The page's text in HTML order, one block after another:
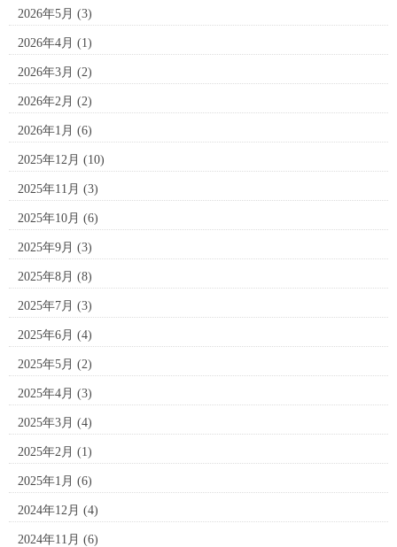
2026年5月 (3)
2026年4月 (1)
2026年3月 (2)
2026年2月 (2)
2026年1月 (6)
2025年12月 (10)
2025年11月 (3)
2025年10月 (6)
2025年9月 (3)
2025年8月 (8)
2025年7月 (3)
2025年6月 (4)
2025年5月 (2)
2025年4月 (3)
2025年3月 (4)
2025年2月 (1)
2025年1月 (6)
2024年12月 (4)
2024年11月 (6)